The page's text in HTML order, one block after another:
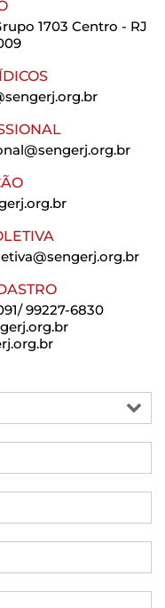
1703 Centro - RJ
99227-6830